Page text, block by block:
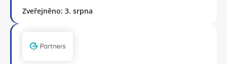
Zveřejněno: 3. srpna